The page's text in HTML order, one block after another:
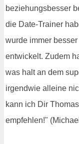
beziehungsbesser
die Date-Trainer
wurde immer
entwickelt. Zudem
was halt an dem
irgendwie alleine
kann ich Dir
empfehlen!"